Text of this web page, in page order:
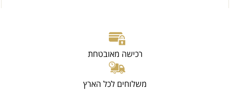
רכישה מאובטחת
משלוחים לכל הארץ